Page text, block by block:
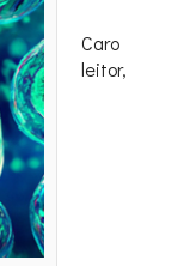
Caro
leitor,